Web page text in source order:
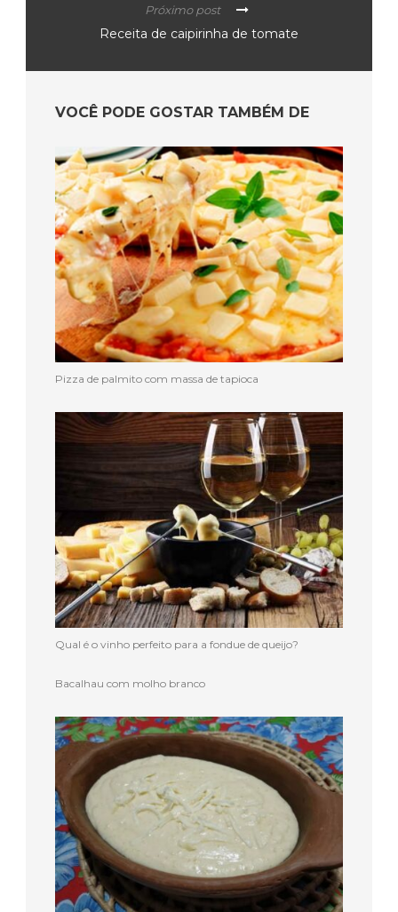
Próximo post
Receita de caipirinha de tomate
VOCÊ PODE GOSTAR TAMBÉM DE
Pizza de palmito com massa de tapioca
Qual é o vinho perfeito para a fondue de queijo?
Bacalhau com molho branco